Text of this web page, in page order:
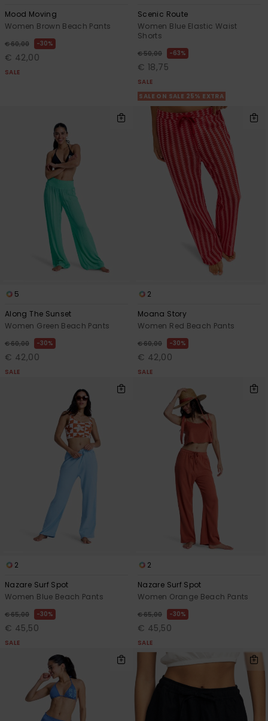
Mood Moving
Women Brown Beach Pants
€ 60,00 30%
€ 42,00
SALE
Scenic Route
Women Blue Elastic Waist
Shorts
€ 50,00 63%
€ 18,75
SALE
SALE ON SALE 25% EXTRA
5
Along The Sunset
Women Green Beach Pants
€ 60,00 30%
€ 42,00
SALE
2
Moana Story
Women Red Beach Pants
€ 60,00 30%
€ 42,00
SALE
2
Nazare Surf Spot
Women Blue Beach Pants
€ 65,00 30%
€ 45,50
SALE
2
Nazare Surf Spot
Women Orange Beach Pants
€ 65,00 30%
€ 45,50
SALE